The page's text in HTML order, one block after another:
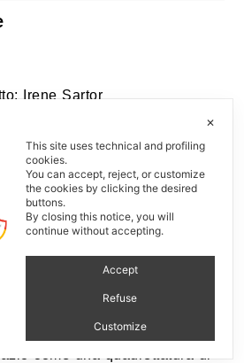
Irene Sartor
parati / Wallpaper pattern
sotto l’intonaco dei muri
di un passato più o meno
pittura azzurra, una carta da
affresco. I muri sono
temporale ed
da una partizione
come una quadrettatura di
✕
This site uses technical and profiling
cookies.
You can accept, reject, or customize
the cookies by clicking the desired
buttons.
By closing this notice, you will
continue without accepting.
Accept
Refuse
Customize